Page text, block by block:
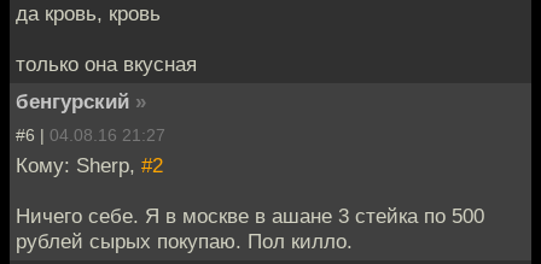
да кровь, кровь
только она вкусная
бенгурский »
#6 | 04.08.16 21:27
Кому: Sherp, #2
Ничего себе. Я в москве в ашане 3 стейка по 500
рублей сырых покупаю. Пол килло.